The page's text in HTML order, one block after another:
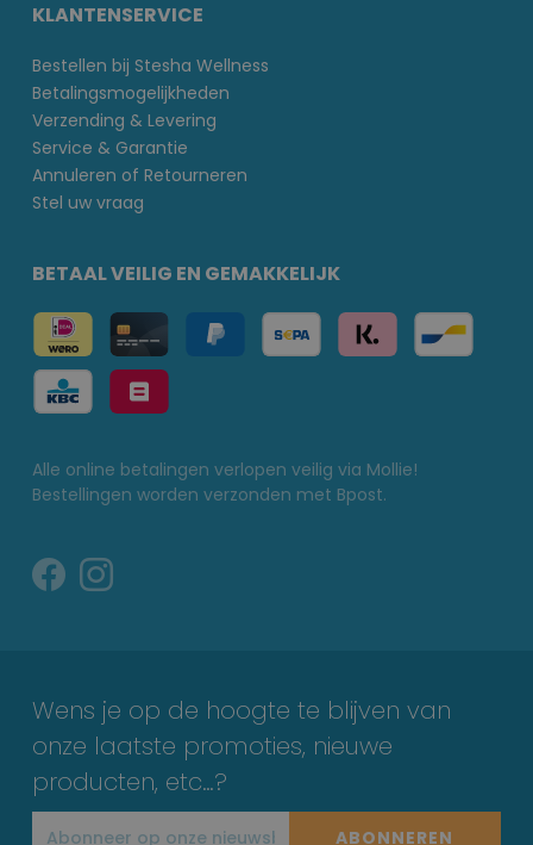
KLANTENSERVICE
Bestellen bij Stesha Wellness
Betalingsmogelijkheden
Verzending & Levering
Service & Garantie
Annuleren of Retourneren
Stel uw vraag
BETAAL VEILIG EN GEMAKKELIJK
Alle online betalingen verlopen veilig via Mollie!
Bestellingen worden verzonden met Bpost.
Wens je op de hoogte te blijven van
onze laatste promoties, nieuwe
producten, etc…?
ABONNEREN